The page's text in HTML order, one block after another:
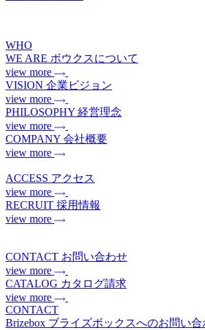
WHO
WE ARE ボウクスについて
view more
VISION 企業ビジョン
view more
PHILOSOPHY 経営理念
view more
COMPANY 会社概要
view more
ACCESS アクセス
view more
RECRUIT 採用情報
view more
CONTACT お問い合わせ
view more
CATALOG カタログ請求
view more
CONTACT
Brizebox ブライズボックスへのお問い合